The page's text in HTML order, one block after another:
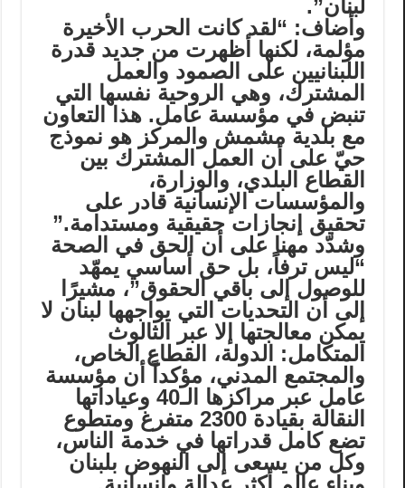
لبنان”.
وأضاف: “لقد كانت الحرب الأخيرة
مؤلمة، لكنها أظهرت من جديد قدرة
اللبنانيين على الصمود والعمل
المشترك، وهي الروحية نفسها التي
تنبض في مؤسسة عامل. هذا التعاون
مع بلدية مشمش والمركز هو نموذج
حيّ على أن العمل المشترك بين
القطاع البلدي، والوزارة،
والمؤسسات الإنسانية قادر على
تحقيق إنجازات حقيقية ومستدامة.”
وشدّد مهنا على أن الحق في الصحة
“ليس ترفاً، بل حق أساسي يمهّد
للوصول إلى باقي الحقوق”، مشيرًا
إلى أن التحديات التي يواجهها لبنان لا
يمكن معالجتها إلا عبر الثالوث
المتكامل: الدولة، القطاع الخاص،
والمجتمع المدني، مؤكداً أن مؤسسة
عامل عبر مراكزها الـ40 وعياداتها
النقالة بقيادة 2300 متفرغ ومتطوع
تضع كامل قدراتها في خدمة الناس،
وكل من يسعى إلى النهوض بلبنان